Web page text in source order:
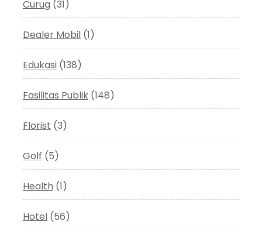
Curug (31)
Dealer Mobil (1)
Edukasi (138)
Fasilitas Publik (148)
Florist (3)
Golf (5)
Health (1)
Hotel (56)